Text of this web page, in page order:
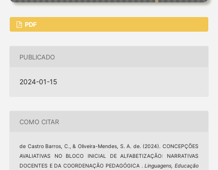
PDF
PUBLICADO
2024-01-15
COMO CITAR
de Castro Barros, C., & Oliveira-Mendes, S. A. de. (2024). CONCEPÇÕES
AVALIATIVAS NO BLOCO INICIAL DE ALFABETIZAÇÃO: NARRATIVAS
DOCENTES E DA COORDENAÇÃO PEDAGÓGICA .Linguagens, Educação